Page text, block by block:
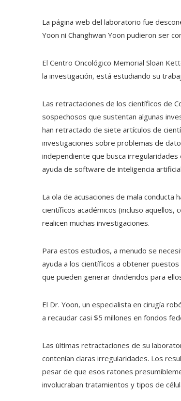
La página web del laboratorio fue
Yoon ni Changhwan Yoon pudieron ser
El Centro Oncológico Memorial Sloan
la investigación, está estudiando su
Las retractaciones de los científicos de
sospechosos que sustentan algunas
han retractado de siete artículos de
investigaciones sobre problemas de
independiente que busca
ayuda de software de inteligencia
La ola de acusaciones de mala
científicos académicos (incluso aquellos,
realicen muchas investigaciones.
Para estos estudios, a menudo se
ayuda a los científicos a obtener
que pueden generar dividendos para
El Dr. Yoon, un especialista en cirugía
a recaudar casi $5 millones en fondos
Las últimas retractaciones de su
contenían claras irregularidades. Los
pesar de que esos ratones
involucraban tratamientos y tipos de